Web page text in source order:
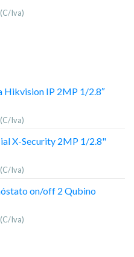
(C/Iva)
Hikvision IP 2MP 1/2.8″
(C/Iva)
X-Security 2MP 1/2.8"
(C/Iva)
on/off 2 Qubino
(C/Iva)